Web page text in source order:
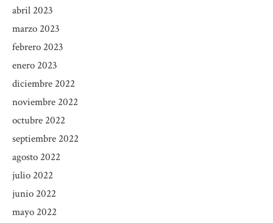
abril 2023
marzo 2023
febrero 2023
enero 2023
diciembre 2022
noviembre 2022
octubre 2022
septiembre 2022
agosto 2022
julio 2022
junio 2022
mayo 2022